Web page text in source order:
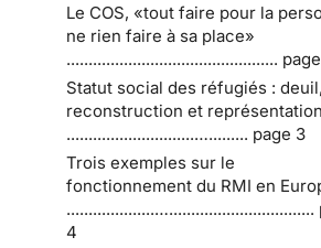
Le COS, «tout faire pour la
ne rien faire à sa place»
................................................
Statut social des réfugiés : deuil,
reconstruction et
.............................…......... page 3
Trois exemples sur le
fonctionnement du RMI en
....................….................................
4